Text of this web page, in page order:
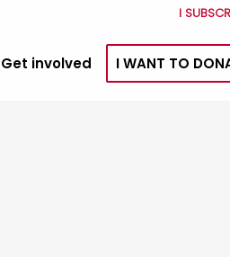
I
Get involved I WANT TO